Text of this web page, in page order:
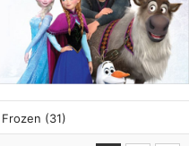
Frozen (31)